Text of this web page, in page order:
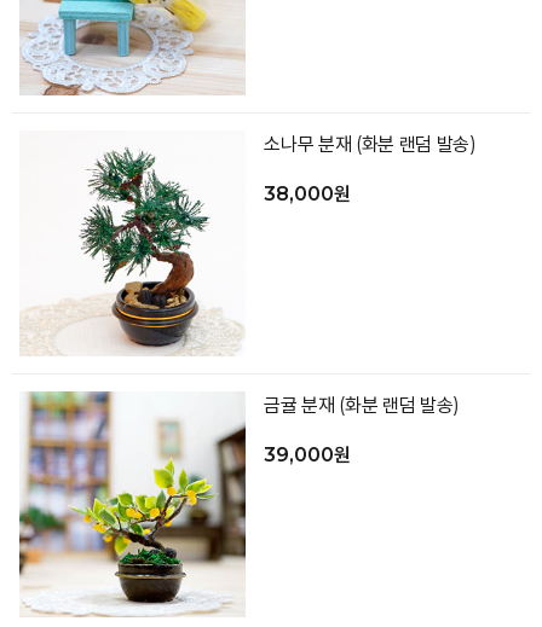
소나무 분재 (화분 랜덤 발송)
38,000원
금귤 분재 (화분 랜덤 발송)
39,000원